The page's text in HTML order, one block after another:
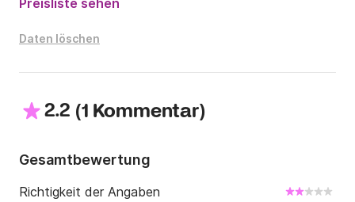
Preisliste sehen
Daten löschen
2.2 (1 Kommentar)
Gesamtbewertung
Richtigkeit der Angaben